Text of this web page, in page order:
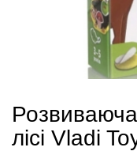
Розвиваюча
лісі Vladi